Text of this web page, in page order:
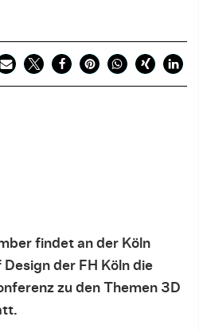
findet an der Köln
der FH Köln die
zu den Themen 3D